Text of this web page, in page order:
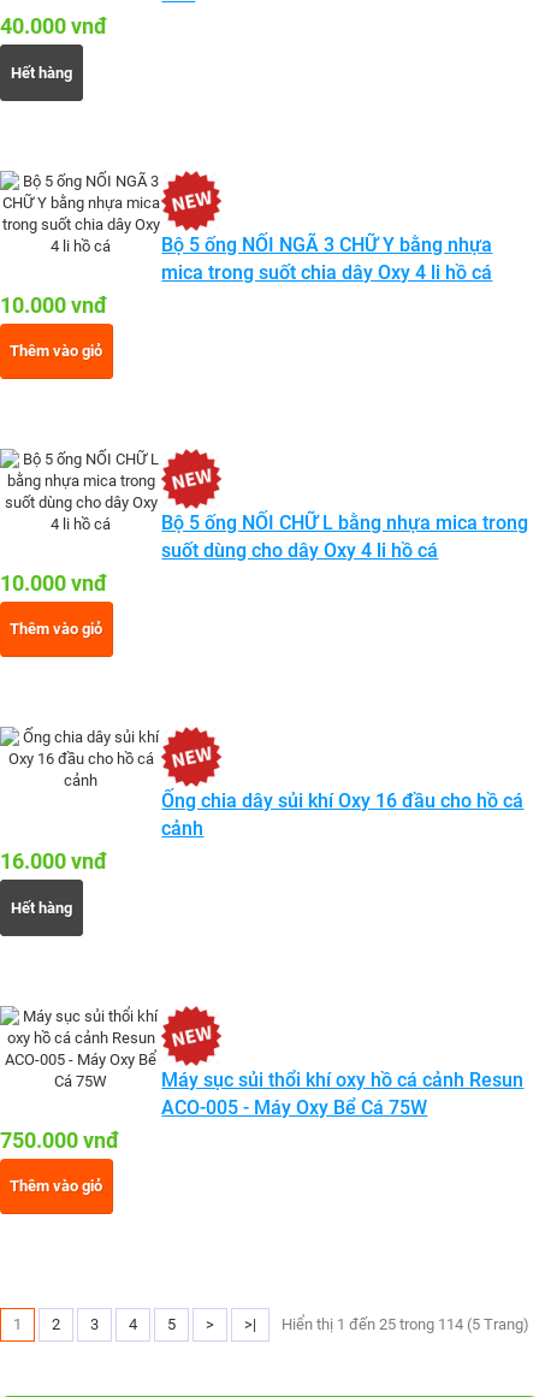
40.000 vnđ
Hết hàng
Bộ 5 ống NỐI NGÃ 3 CHỮ Y bằng nhựa
mica trong suốt chia dây Oxy 4 li hồ cá
10.000 vnđ
Thêm vào giỏ
Bộ 5 ống NỐI CHỮ L bằng nhựa mica trong
suốt dùng cho dây Oxy 4 li hồ cá
10.000 vnđ
Thêm vào giỏ
Ống chia dây sủi khí Oxy 16 đầu cho hồ cá
cảnh
16.000 vnđ
Hết hàng
Máy sục sủi thổi khí oxy hồ cá cảnh Resun
ACO-005 - Máy Oxy Bể Cá 75W
750.000 vnđ
Thêm vào giỏ
1 2 3 4 5 > >| Hiển thị 1 đến 25 trong 114 (5 Trang)